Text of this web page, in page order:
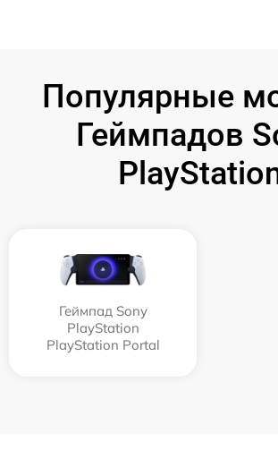
Популярные
Геймпадов
Геймпад Sony
PlayStation
PlayStation Portal